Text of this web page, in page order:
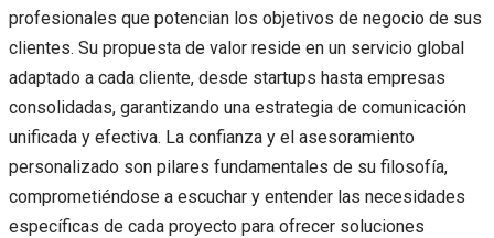
profesionales que potencian los objetivos de negocio de sus
clientes. Su propuesta de valor reside en un servicio global
adaptado a cada cliente, desde startups hasta empresas
consolidadas, garantizando una estrategia de comunicación
unificada y efectiva. La confianza y el asesoramiento
personalizado son pilares fundamentales de su filosofía,
comprometiéndose a escuchar y entender las necesidades
específicas de cada proyecto para ofrecer soluciones